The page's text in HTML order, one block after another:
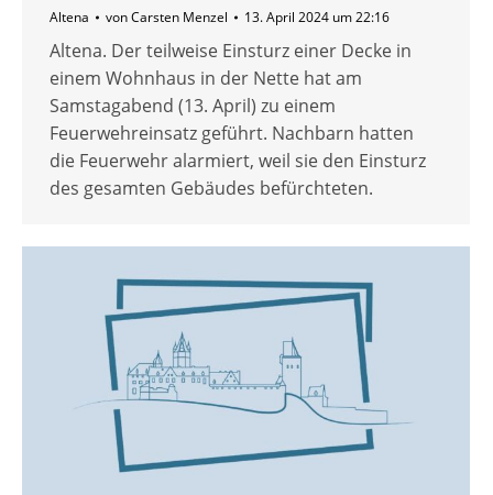
Altena vonCarsten Menzel 13. April 2024 um 22:16
Altena. Der teilweise Einsturz einer Decke in
einem Wohnhaus in der Nette hat am
Samstagabend (13. April) zu einem
Feuerwehreinsatz geführt. Nachbarn hatten
die Feuerwehr alarmiert, weil sie den Einsturz
des gesamten Gebäudes befürchteten.